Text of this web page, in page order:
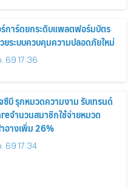
การ์ดยกระดับแพลตฟอร์มบัตร
ระบบควบคุมความปลอดภัยใหม่
. 69 17:36
ซีบี รุกหมวดความงาม รับเทรนด์
จำนวนสมาชิกใช้จ่ายหมวด
อางเพิ่ม 26%
69 17:34